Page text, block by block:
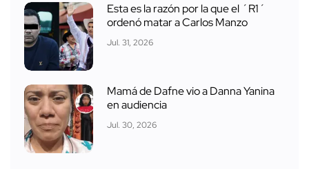
Esta es la razón por la que el ´R1´
ordenó matar a Carlos Manzo
Jul. 31, 2026
Mamá de Dafne vio a Danna Yanina
en audiencia
Jul. 30, 2026